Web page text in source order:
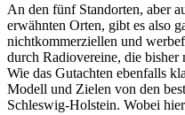
An den fünf Standorten, aber
erwähnten Orten, gibt es also
nichtkommerziellen und
durch Radiovereine, die
Wie das Gutachten ebenfalls
Modell und Zielen von den
Schleswig-Holstein. Wobei